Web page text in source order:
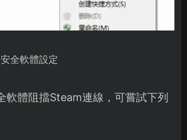
全軟體設定
軟體阻擋Steam連線，可嘗試下列